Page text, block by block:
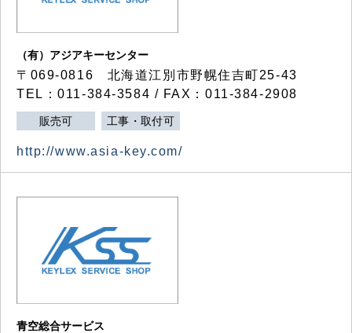
（有）アジアキーセンター
〒069-0816 北海道江別市野幌住吉町25-43
TEL：011-384-3584 / FAX：011-384-2908
販売可 工事・取付可
http://www.asia-key.com/
青空総合サービス